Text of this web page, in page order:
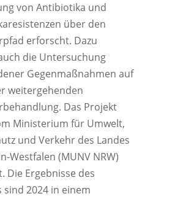
von Antibiotika und
über den
erforscht. Dazu
die Untersuchung
Gegenmaßnahmen auf
weitergehenden
Das Projekt
Ministerium für Umwelt,
und Verkehr des Landes
Westfalen (MUNV NRW)
Die Ergebnisse des
sind 2024 in einem